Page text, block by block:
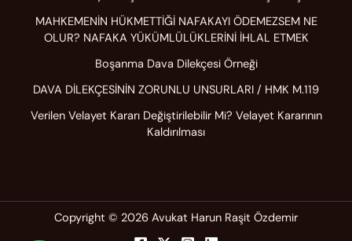
MAHKEMENİN HÜKMETTİĞİ NAFAKAYI ÖDEMEZSEM NE
OLUR? NAFAKA YÜKÜMLÜLÜKLERİNİ İHLAL ETMEK
Boşanma Dava Dilekçesi Örneği
DAVA DİLEKÇESİNİN ZORUNLU UNSURLARI / HMK M.119
Verilen Velayet Kararı Değiştirilebilir Mi? Velayet Kararının
Kaldırılması
Copyright © 2026 Avukat Harun Raşit Özdemir